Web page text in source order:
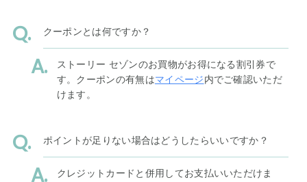
クーポンとは何ですか？
ストーリー セゾンのお買物がお得になる割引券で
す。クーポンの有無はマイページ内でご確認いただ
けます。
ポイントが足りない場合はどうしたらいいですか？
クレジットカードと併用してお支払いいただけま